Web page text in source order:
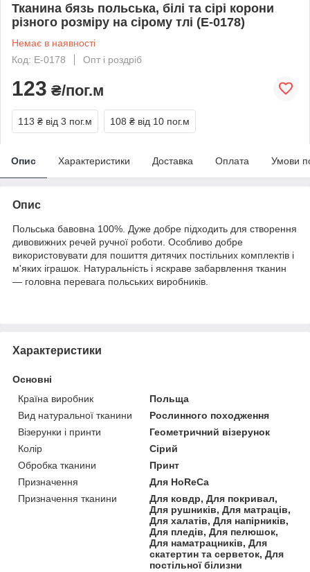
Тканина бязь польська, білі та сірі корони
різного розміру на сірому тлі (E-0178)
Немає в наявності
Код: E-0178
Опт і роздріб
123 ₴/пог.м
113 ₴ від 3 пог.м 108 ₴ від 10 пог.м
Опис Характеристики Доставка Оплата Умови
Опис
Польська бавовна 100%. Дуже добре підходить для створення
дивовижних речей ручної роботи. Особливо добре
використовувати для пошиття дитячих постільних комплектів і
м'яких іграшок. Натуральність і яскраве забарвлення тканин
— головна перевага польських виробників.
Характеристики
Основні
Країна виробник
Польща
Вид натуральної тканини
Рослинного походження
Візерунки і принти
Геометричний візерунок
Колір
Сірий
Обробка тканини
Принт
Призначення
Для HoReCa
Призначення тканини
Для ковдр, Для покривал,
Для рушників, Для матраців,
Для халатів, Для напірників,
Для пледів, Для пелюшок,
Для наматрацників, Для
скатертин та серветок, Для
постільної білизни